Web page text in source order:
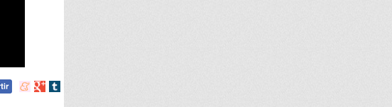
Compartir
Compartir
Compartir